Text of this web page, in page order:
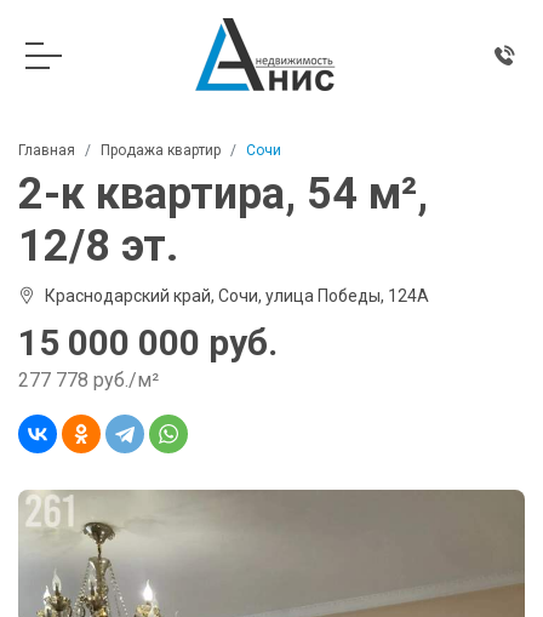
Главная Продажа квартир Сочи
2-к квартира, 54 м²,
12/8 эт.
Краснодарский край, Сочи, улица Победы, 124А
15 000 000 руб.
277 778 руб./м²